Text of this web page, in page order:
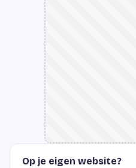
Op je eigen website?